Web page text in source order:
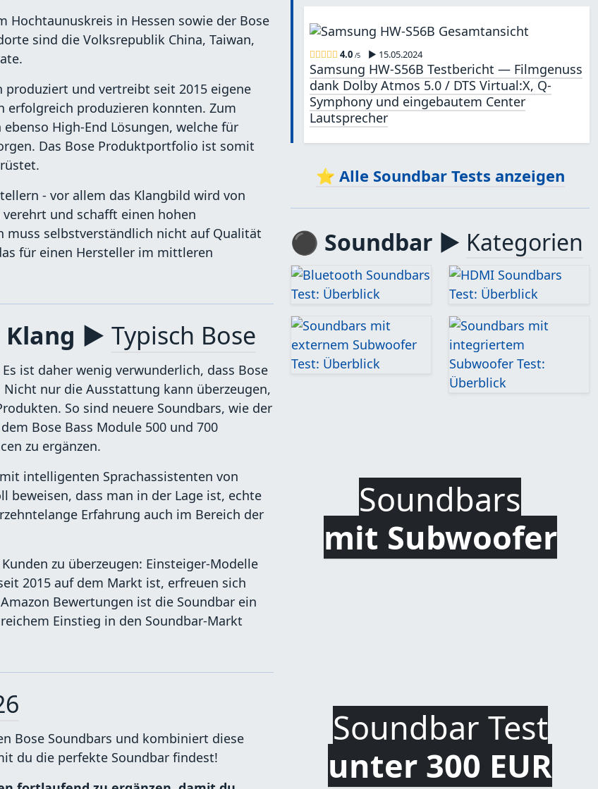
Hochtaunuskreis in Hessen sowie der Bose
sind die Volksrepublik China, Taiwan,
und vertreibt seit 2015 eigene
erfolgreich produzieren konnten. Zum
High-End Lösungen, welche für
Das Bose Produktportfolio ist somit
- vor allem das Klangbild wird von
und schafft einen hohen
muss selbstverständlich nicht auf Qualität
für einen Hersteller im mittleren
Klang ▶ Typisch Bose
ist daher wenig verwunderlich, dass Bose
nur die Ausstattung kann überzeugen,
So sind neuere Soundbars, wie der
Bose Bass Module 500 und 700
zu ergänzen.
intelligenten Sprachassistenten von
beweisen, dass man in der Lage ist, echte
Erfahrung auch im Bereich der
zu überzeugen: Einsteiger-Modelle
2015 auf dem Markt ist, erfreuen sich
Bewertungen ist die Soundbar ein
Einstieg in den Soundbar-Markt
Bose Soundbars und kombiniert diese
du die perfekte Soundbar findest!
4.0 /5 ▶ 15.05.2024
Samsung HW-S56B Testbericht — Filmgenuss
dank Dolby Atmos 5.0 / DTS Virtual:X, Q-
Symphony und eingebautem Center
Lautsprecher
⭐ Alle Soundbar Tests anzeigen
⚫ Soundbar ▶ Kategorien
Soundbars
mit Subwoofer
Soundbar Test
unter 300 EUR